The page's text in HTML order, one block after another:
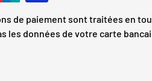
de paiement sont traitées en
les données de votre carte